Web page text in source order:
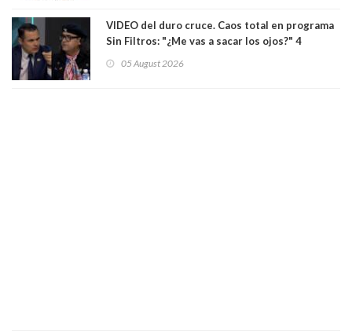
VIDEO del duro cruce. Caos total en programa
Sin Filtros: "¿Me vas a sacar los ojos?" 4
excarabinero que dejó ciego a Gustavo Gatica:
05 August 2026